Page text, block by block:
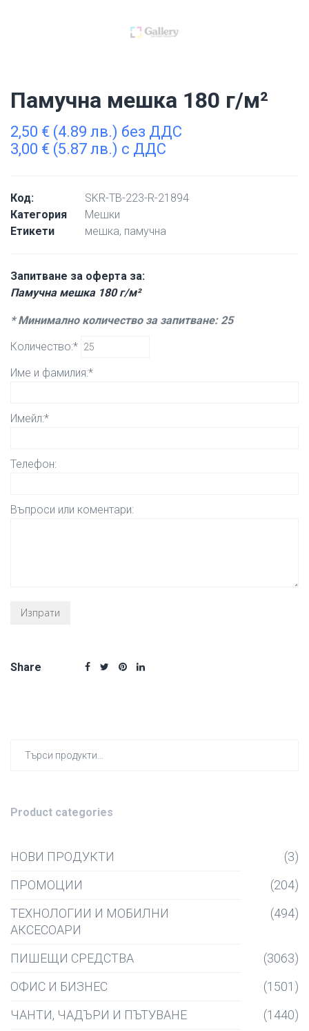
Памучна мешка 180 г/м²
2,50 € (4.89 лв.) без ДДС
3,00 € (5.87 лв.) с ДДС
Код:
SKR-TB-223-R-21894
Категория
Мешки
Етикети
мешка, памучна
Запитване за оферта за:
Памучна мешка 180 г/м²
* Минимално количество за запитване: 25
Количество:*
Име и фамилия:*
Имейл:*
Телефон:
Въпроси или коментари:
Share
Product categories
НОВИ ПРОДУКТИ
(3)
ПРОМОЦИИ
(204)
ТЕХНОЛОГИИ И МОБИЛНИ
АКСЕСОАРИ
(494)
ПИШЕЩИ СРЕДСТВА
(3063)
ОФИС И БИЗНЕС
(1501)
ЧАНТИ, ЧАДЪРИ И ПЪТУВАНЕ
(1440)